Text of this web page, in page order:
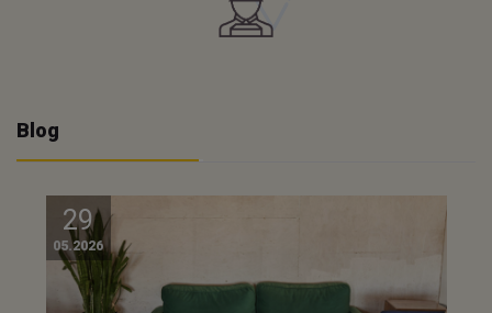
Blog
29
05.2026